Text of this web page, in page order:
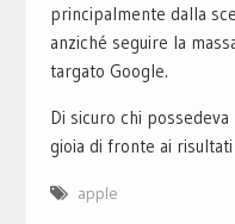
principalmente dalla
anziché seguire la
targato Google.
Di sicuro chi
gioia di fronte ai
apple